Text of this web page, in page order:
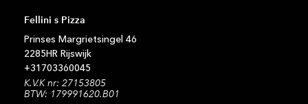
Fellini s Pizza
Prinses Margrietsingel 46
2285HR Rijswijk
+31 703360045
K.V.K nr: 27153805
BTW: 179991620.B01